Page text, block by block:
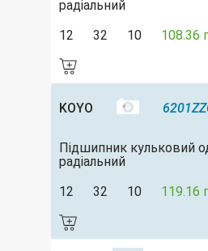
радіальний
12
32 10 108.36
KOYO
Підшипник кульковий
радіальний
12
32 10 119.16